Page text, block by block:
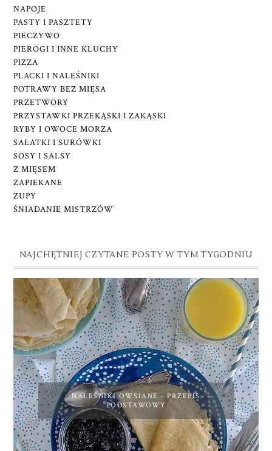
NAPOJE
PASTY I PASZTETY
PIECZYWO
PIEROGI I INNE KLUCHY
PIZZA
PLACKI I NALEŚNIKI
POTRAWY BEZ MIĘSA
PRZETWORY
PRZYSTAWKI PRZEKĄSKI I ZAKĄSKI
RYBY I OWOCE MORZA
SAŁATKI I SURÓWKI
SOSY I SALSY
Z MIĘSEM
ZAPIEKANE
ZUPY
ŚNIADANIE MISTRZÓW
NAJCHĘTNIEJ CZYTANE POSTY W TYM TYGODNIU
NALEŚNIKI OWSIANE - PRZEPIS
PODSTAWOWY